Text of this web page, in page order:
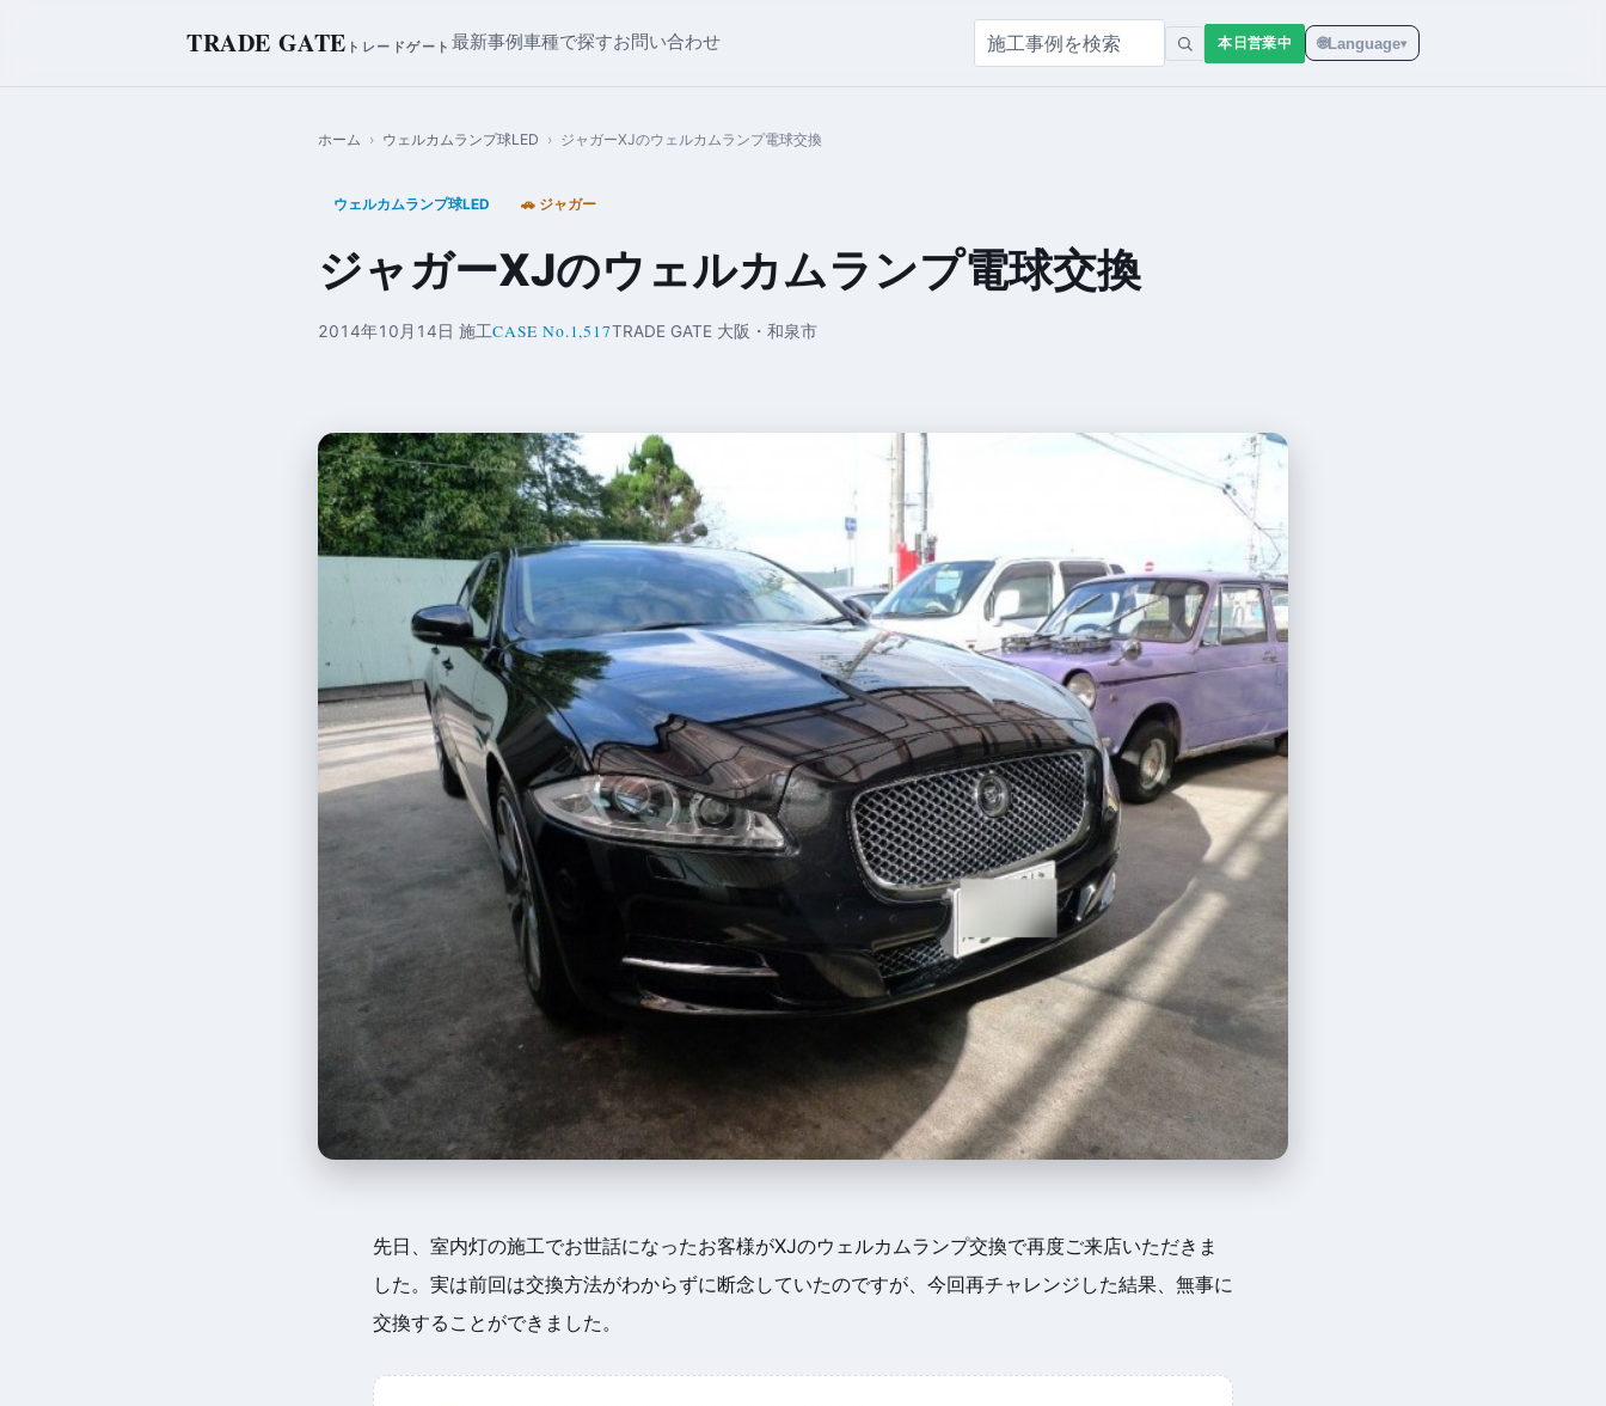
TRADE GATE トレードゲート 最新事例車種で探すお問い合わせ 本日営業中 🌐Language▾
ホーム › ウェルカムランプ球LED › ジャガーXJのウェルカムランプ電球交換
ウェルカムランプ球LED 🚗 ジャガー
ジャガーXJのウェルカムランプ電球交換
2014年10月14日 施工CASE No.1,517TRADE GATE 大阪・和泉市
先日、室内灯の施工でお世話になったお客様がXJのウェルカムランプ交換で再度ご来店いただきま
した。実は前回は交換方法がわからずに断念していたのですが、今回再チャレンジした結果、無事に
交換することができました。